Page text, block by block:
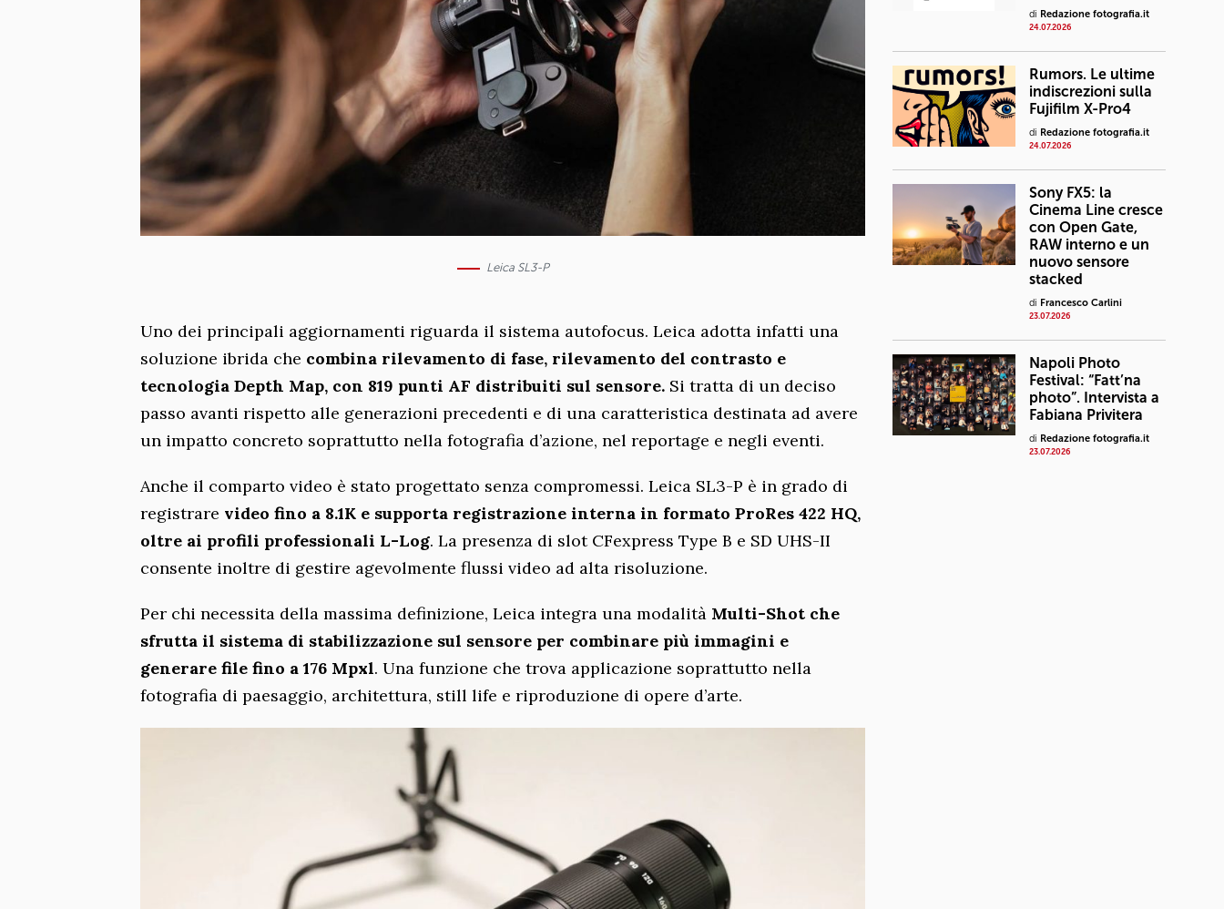
Leica SL3-P
Uno dei principali aggiornamenti riguarda il sistema autofocus. Leica adotta infatti una
soluzione ibrida che combina rilevamento di fase, rilevamento del contrasto e
tecnologia Depth Map, con 819 punti AF distribuiti sul sensore. Si tratta di un deciso
passo avanti rispetto alle generazioni precedenti e di una caratteristica destinata ad avere
un impatto concreto soprattutto nella fotografia d’azione, nel reportage e negli eventi.
Anche il comparto video è stato progettato senza compromessi. Leica SL3-P è in grado di
registrare video fino a 8.1K e supporta registrazione interna in formato ProRes 422 HQ,
oltre ai profili professionali L-Log. La presenza di slot CFexpress Type B e SD UHS-II
consente inoltre di gestire agevolmente flussi video ad alta risoluzione.
Per chi necessita della massima definizione, Leica integra una modalità Multi-Shot che
sfrutta il sistema di stabilizzazione sul sensore per combinare più immagini e
generare file fino a 176 Mpxl. Una funzione che trova applicazione soprattutto nella
fotografia di paesaggio, architettura, still life e riproduzione di opere d’arte.
di Redazione fotografia.it
24.07.2026
Rumors. Le ultime
indiscrezioni sulla
Fujifilm X-Pro4
di Redazione fotografia.it
24.07.2026
Sony FX5: la
Cinema Line cresce
con Open Gate,
RAW interno e un
nuovo sensore
stacked
di Francesco Carlini
23.07.2026
Napoli Photo
Festival: “Fatt’na
photo”. Intervista a
Fabiana Privitera
di Redazione fotografia.it
23.07.2026